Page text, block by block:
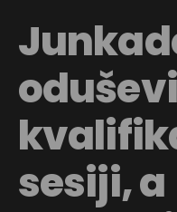
sesiji, a